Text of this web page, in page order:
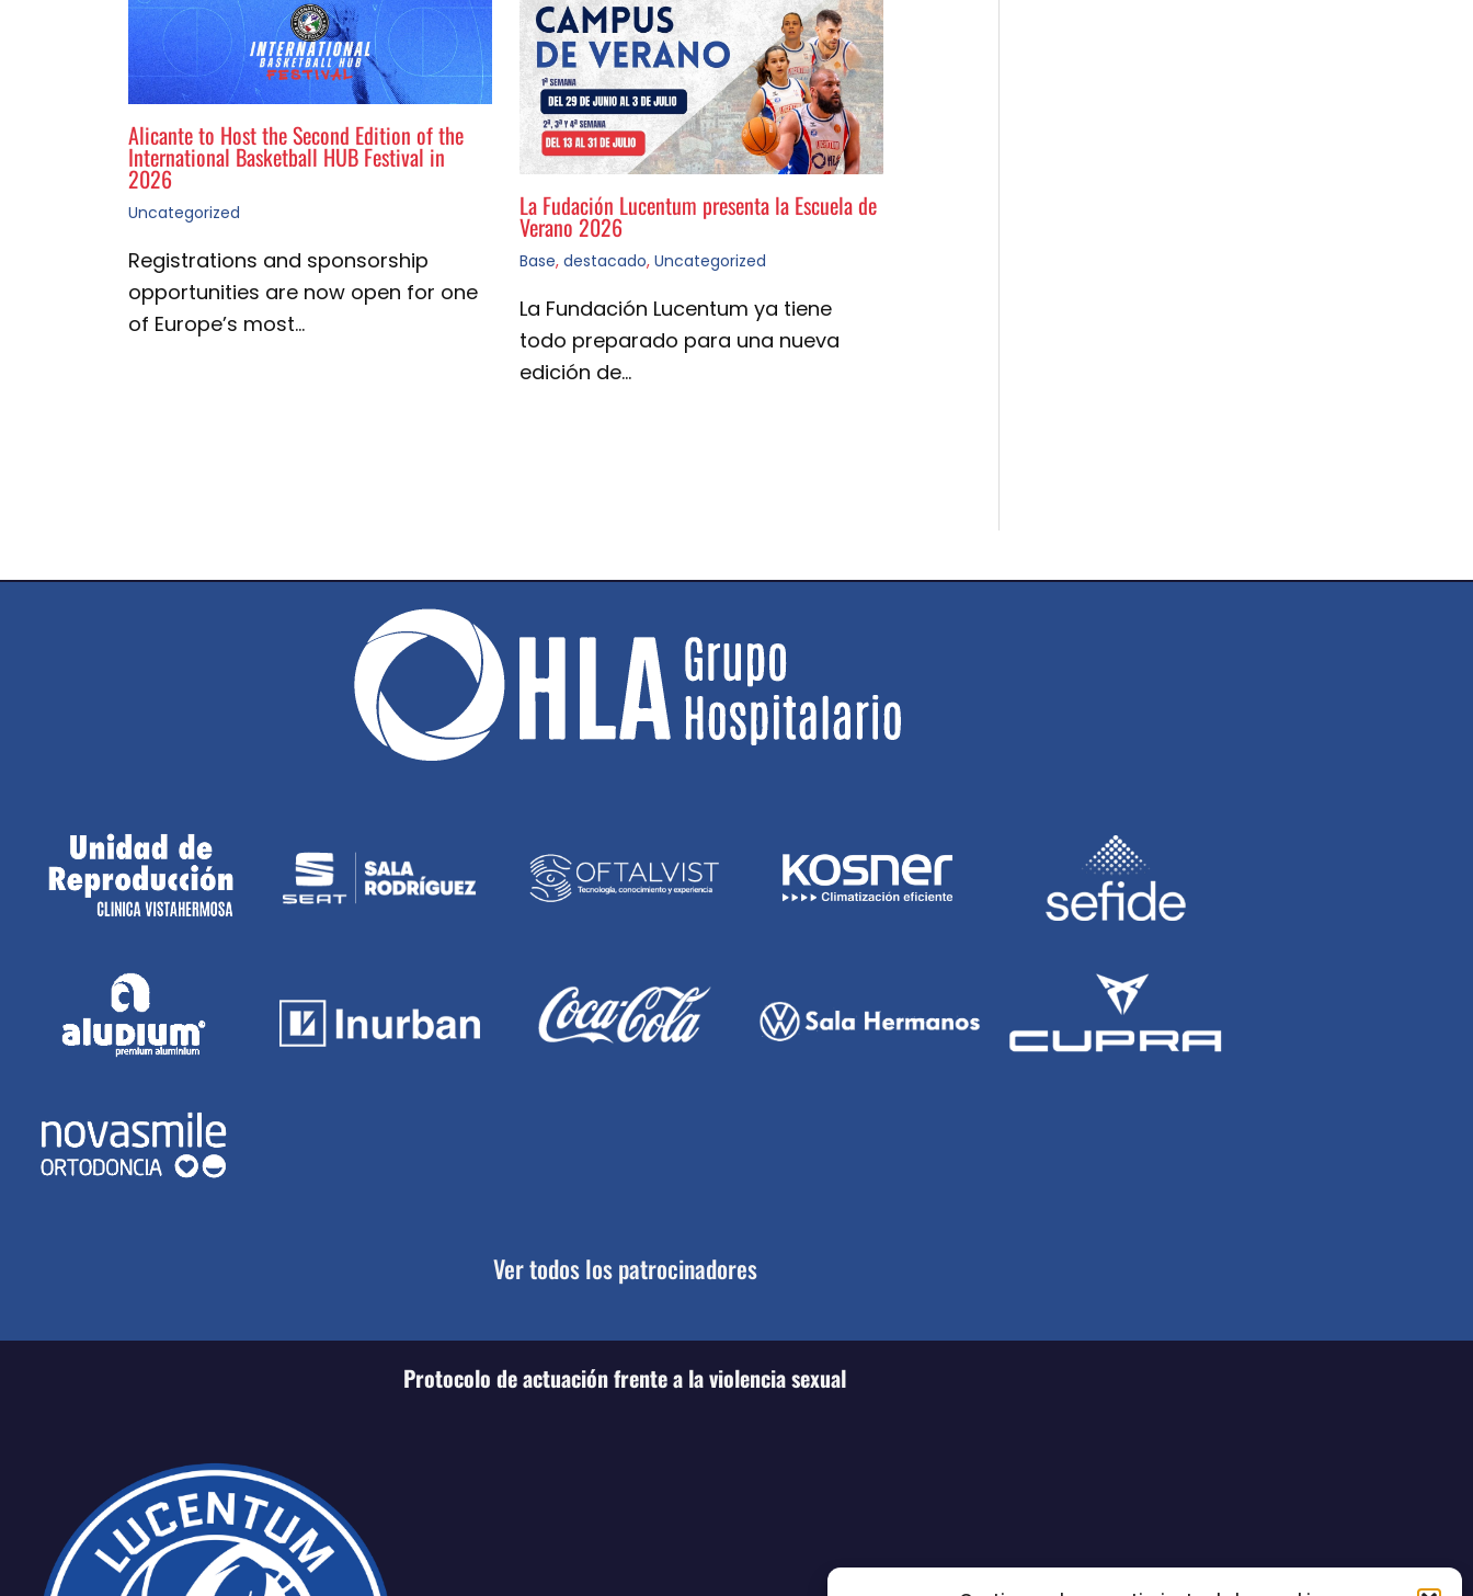
Alicante to Host the Second Edition of the
International Basketball HUB Festival in
2026
Uncategorized
Registrations and sponsorship
opportunities are now open for one
of Europe’s most…
La Fudación Lucentum presenta la Escuela de
Verano 2026
Base, destacado, Uncategorized
La Fundación Lucentum ya tiene
todo preparado para una nueva
edición de…
Ver todos los patrocinadores
Protocolo de actuación frente a la violencia sexual